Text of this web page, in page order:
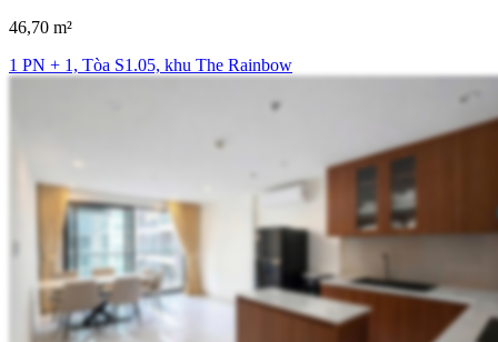
46,70 m²
1 PN + 1, Tòa S1.05, khu The Rainbow